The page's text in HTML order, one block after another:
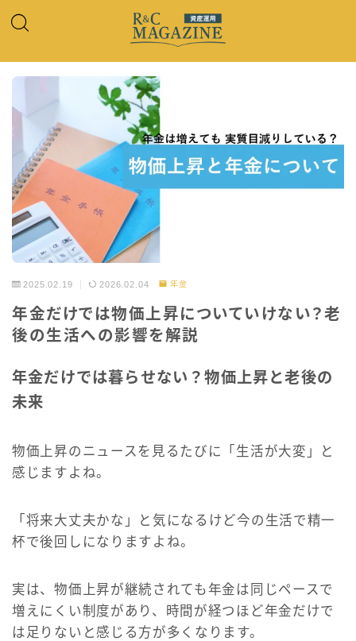
2025.02.19 2026.02.04 年金
年金だけでは物価上昇についていけない？老
後の生活への影響を解説
年金だけでは暮らせない？物価上昇と老後の
未来
物価上昇のニュースを見るたびに「生活が大変」と
感じますよね。
「将来大丈夫かな」と気になるけど今の生活で精一
杯で後回しになりますよね。
実は、物価上昇が継続されても年金は同じペースで
増えにくい制度があり、時間が経つほど年金だけで
は足りないと感じる方が多くなります。